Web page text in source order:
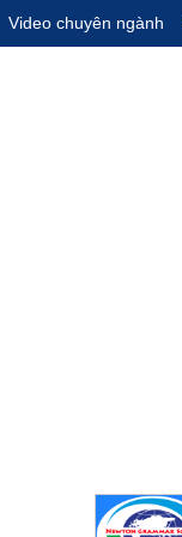
Video chuyên ngành